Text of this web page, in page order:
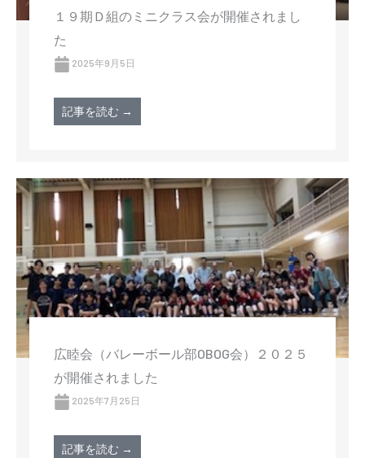
１９期Ｄ組のミニクラス会が開催されまし
た
2025年9月5日
記事を読む →
広睦会（バレーボール部OBOG会）２０２５
が開催されました
2025年7月25日
記事を読む →